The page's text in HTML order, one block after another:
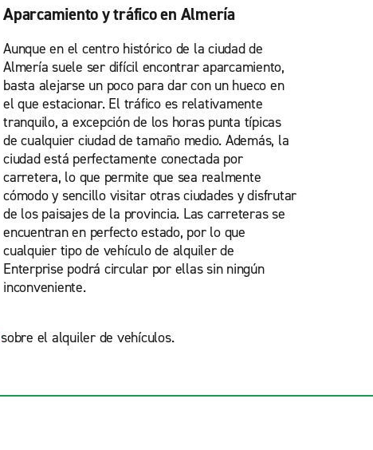
Aparcamiento y tráfico en Almería
Aunque en el centro histórico de la ciudad de
Almería suele ser difícil encontrar aparcamiento,
basta alejarse un poco para dar con un hueco en
el que estacionar. El tráfico es relativamente
tranquilo, a excepción de los horas punta típicas
de cualquier ciudad de tamaño medio. Además, la
ciudad está perfectamente conectada por
carretera, lo que permite que sea realmente
cómodo y sencillo visitar otras ciudades y disfrutar
de los paisajes de la provincia. Las carreteras se
encuentran en perfecto estado, por lo que
cualquier tipo de vehículo de alquiler de
Enterprise podrá circular por ellas sin ningún
inconveniente.
sobre el alquiler de vehículos.